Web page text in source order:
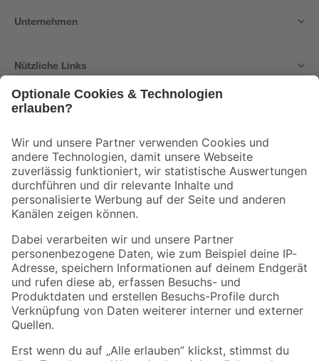
Unternehmen
Nützliche Links
Der toom Newsletter: Keine Angebote und Aktionen mehr verpassen!
Zur Newsletter Anmeldung
Folge uns
Zahlungsarten Versandarten
Sicher einkaufen